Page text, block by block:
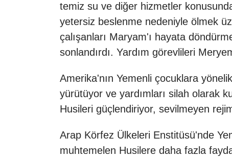
temiz su ve diğer hizmetler
yetersiz beslenme nedeniyle ölmek
çalışanları Maryam'ı hayata
sonlandırdı. Yardım görevlileri
Amerika'nın Yemenli çocuklara
yürütüyor ve yardımları silah olarak
Husileri güçlendiriyor, sevilmeyen
Arap Körfez Ülkeleri Enstitüsü'nde
muhtemelen Husilere daha fazla